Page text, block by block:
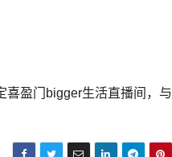
喜盈门bigger生活直播间，与